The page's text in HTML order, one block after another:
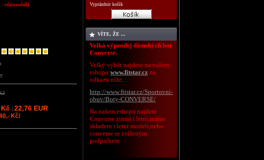
- růžovobílá
Kč 22,76 EUR
Kč!
Vyprázdnit košík
VÍTE, ŽE ...
Velká výprodej dámských bot
Converse.
Velký výběr najdete na našem
eshopu www.fitstar.cz na
odkazu níže.
http://www.fitstar.cz/Sportovni-
obuv/Boty-CONVERSE/
Na našem eshopu najdete
Converse zimní i letní,máme
skladem i letní modeli,nebo
converse se zvíšeným
podpatkem.